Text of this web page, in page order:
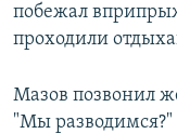
побежал
проходили
Мазов позвонил
"Мы